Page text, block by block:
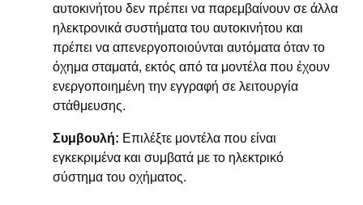
αυτοκινήτου δεν πρέπει να παρεμβαίνουν σε άλλα
ηλεκτρονικά συστήματα του αυτοκινήτου και
πρέπει να απενεργοποιούνται αυτόματα όταν το
όχημα σταματά, εκτός από τα μοντέλα που έχουν
ενεργοποιημένη την εγγραφή σε λειτουργία
στάθμευσης.
Συμβουλή: Επιλέξτε μοντέλα που είναι
εγκεκριμένα και συμβατά με το ηλεκτρικό
σύστημα του οχήματος.